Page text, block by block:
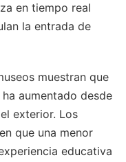
en tiempo real
la entrada de
muestran que
aumentado desde
exterior. Los
que una menor
educativa